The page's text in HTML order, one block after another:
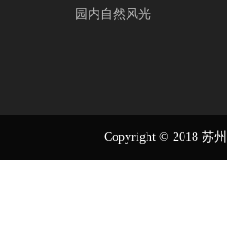
园内自然风光
Copyright © 2018 苏